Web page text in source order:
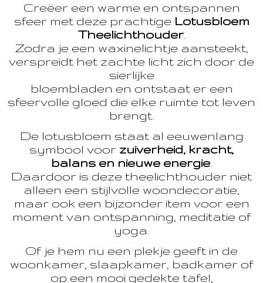
Creëer een warme en ontspannen
sfeer met deze prachtige Lotusbloem
Theelichthouder.
Zodra je een waxinelichtje aansteekt,
verspreidt het zachte licht zich door de
sierlijke
bloembladen en ontstaat er een
sfeervolle gloed die elke ruimte tot leven
brengt.
De lotusbloem staat al eeuwenlang
symbool voor zuiverheid, kracht,
balans en nieuwe energie
Daardoor is deze theelichthouder niet
alleen een stijlvolle woondecoratie,
maar ook een bijzonder item voor een
moment van ontspanning, meditatie of
yoga.
Of je hem nu een plekje geeft in de
woonkamer, slaapkamer, badkamer of
op een mooi gedekte tafel,